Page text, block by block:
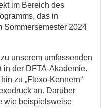
im Bereich des
das in
Sommersemester 2024
unserem umfassenden
der DFTA-Akademie.
zu „Flexo-Kennern“
an. Darüber
wie beispielsweise